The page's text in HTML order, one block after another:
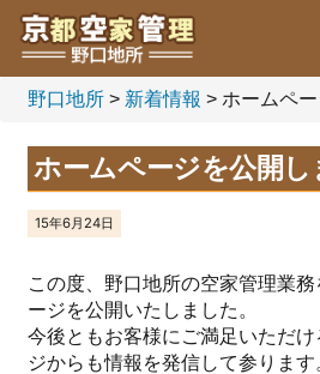
野口地所 > 新着情報 > ホームペ
ホームページを公開し
15年6月24日
この度、野口地所の空家管理業
ージを公開いたしました。
今後ともお客様にご満足いただ
ジからも情報を発信して参ります